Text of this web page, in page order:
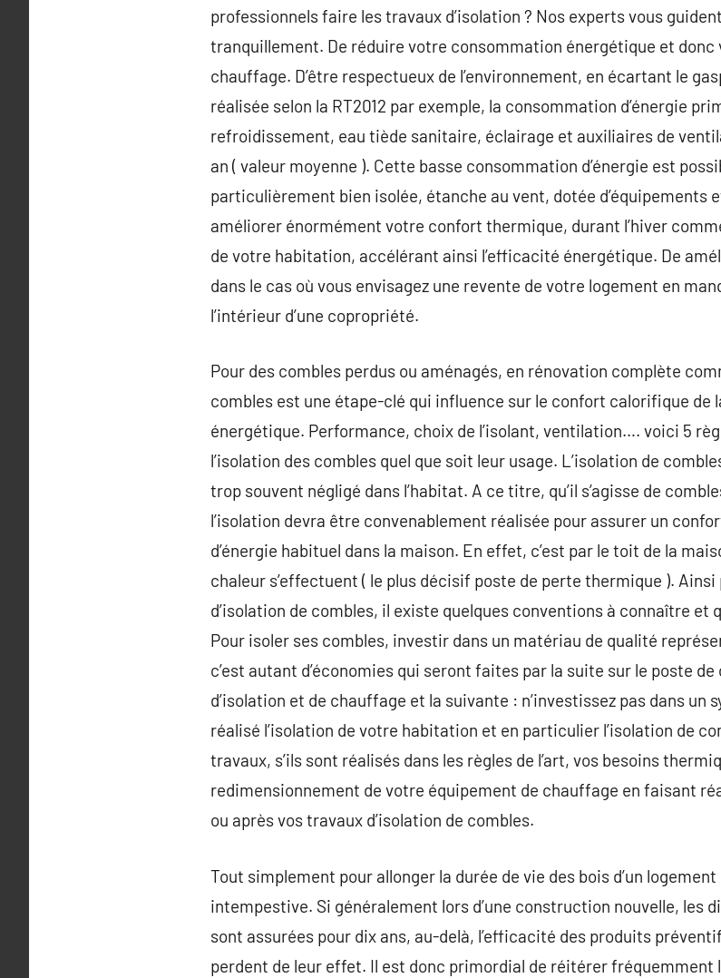
professionnels faire les travaux d’isolation ? Nos experts vous
tranquillement. De réduire votre consommation énergétique et donc
chauffage. D’être respectueux de l’environnement, en écartant le
réalisée selon la RT2012 par exemple, la consommation d’énergie
refroidissement, eau tiède sanitaire, éclairage et auxiliaires de
an ( valeur moyenne ). Cette basse consommation d’énergie est
particulièrement bien isolée, étanche au vent, dotée d’équipements
améliorer énormément votre confort thermique, durant l’hiver
de votre habitation, accélérant ainsi l’efficacité énergétique. De
dans le cas où vous envisagez une revente de votre logement en
l’intérieur d’une copropriété.
Pour des combles perdus ou aménagés, en rénovation complète
combles est une étape-clé qui influence sur le confort calorifique
énergétique. Performance, choix de l’isolant, ventilation…. voici 5
l’isolation des combles quel que soit leur usage. L’isolation de
trop souvent négligé dans l’habitat. A ce titre, qu’il s’agisse de
l’isolation devra être convenablement réalisée pour assurer un
d’énergie habituel dans la maison. En effet, c’est par le toit de la
chaleur s’effectuent ( le plus décisif poste de perte thermique ).
d’isolation de combles, il existe quelques conventions à connaître et
Pour isoler ses combles, investir dans un matériau de qualité
c’est autant d’économies qui seront faites par la suite sur le poste
d’isolation et de chauffage et la suivante : n’investissez pas dans un
réalisé l’isolation de votre habitation et en particulier l’isolation de
travaux, s’ils sont réalisés dans les règles de l’art, vos besoins
redimensionnement de votre équipement de chauffage en faisant
ou après vos travaux d’isolation de combles.
Tout simplement pour allonger la durée de vie des bois d’un
intempestive. Si généralement lors d’une construction nouvelle, les
sont assurées pour dix ans, au-delà, l’efficacité des produits
perdent de leur effet. Il est donc primordial de réitérer fréquemment